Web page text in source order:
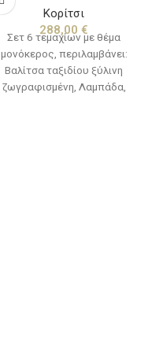
Κορίτσι
288,00 €
Σετ 6 τεμαχίων με θέμα
μονόκερος, περιλαμβάνει:
Βαλίτσα ταξιδίου ξύλινη
ζωγραφισμένη, Λαμπάδα,